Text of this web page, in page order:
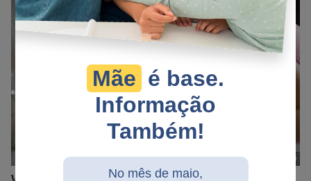
Mãe é base.
Informação
Também!
No mês de maio,